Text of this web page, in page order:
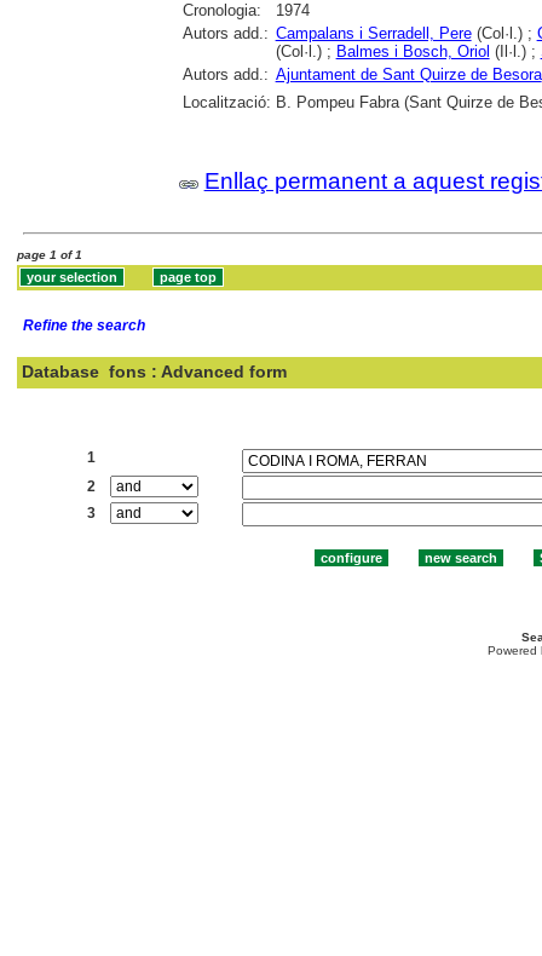
Cronologia:
1974
Autors add.: Campalans i Serradell, Pere(Col·l.) ;
(Col·l.) ; Balmes i Bosch, Oriol (Il·l.) ;
Autors add.: Ajuntament de Sant Quirze de Besora
Localització: B. Pompeu Fabra (Sant Quirze de
Enllaç permanent a aquest
page 1 of 1
Refine the search
Database fons : Advanced form
1
2
3
Powered